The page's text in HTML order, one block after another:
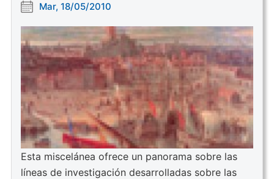
Mar, 18/05/2010
Esta miscelánea ofrece un panorama sobre las
líneas de investigación desarrolladas sobre las